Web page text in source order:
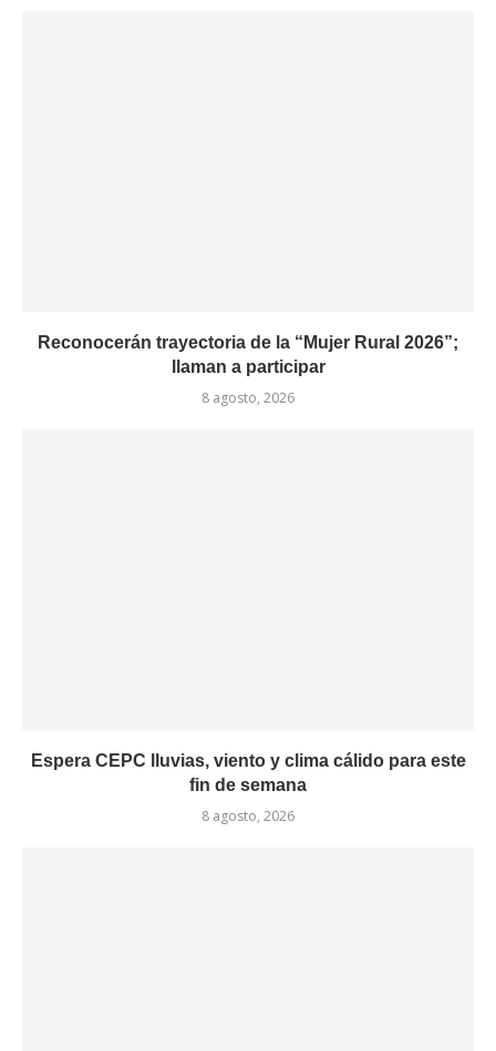
Reconocerán trayectoria de la “Mujer Rural 2026”;
llaman a participar
8 agosto, 2026
Espera CEPC lluvias, viento y clima cálido para este
fin de semana
8 agosto, 2026